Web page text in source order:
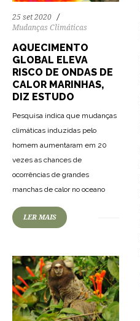
25 set 2020
Mudanças Climáticas
AQUECIMENTO
GLOBAL ELEVA
RISCO DE ONDAS DE
CALOR MARINHAS,
DIZ ESTUDO
Pesquisa indica que mudanças
climáticas induzidas pelo
homem aumentaram em 20
vezes as chances de
ocorrências de grandes
manchas de calor no oceano
LER MAIS